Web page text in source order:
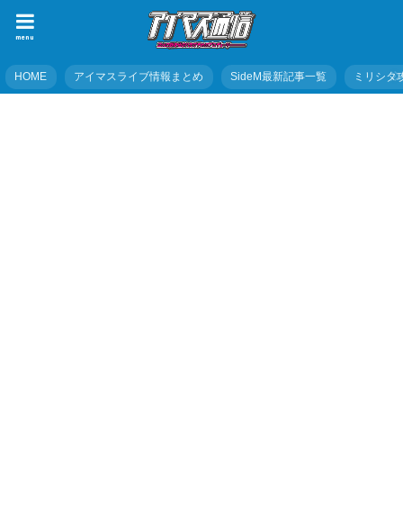
menu
HOME アイマスライブ情報まとめ SideM最新記事一覧 ミリシタ